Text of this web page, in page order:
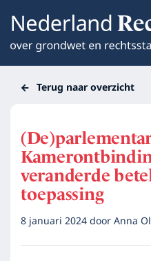
Terug naar overzicht
veranderde
toepassing
8 januari 2024doorAnna